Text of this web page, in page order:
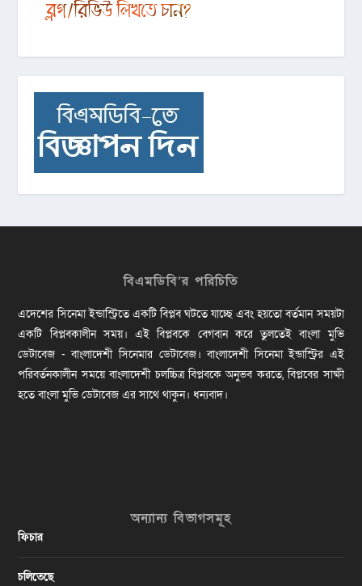
বিএমডিবি’র পরিচিতি
এদেশের সিনেমা ইন্ডাস্ট্রিতে একটি বিপ্লব ঘটতে যাচ্ছে এবং হয়তো বর্তমান সময়টা
একটি বিপ্লবকালীন সময়। এই বিপ্লবকে বেগবান করে তুলতেই বাংলা মুভি
ডেটাবেজ - বাংলাদেশী সিনেমার ডেটাবেজ। বাংলাদেশী সিনেমা ইন্ডাস্ট্রির এই
পরিবর্তনকালীন সময়ে বাংলাদেশী চলচ্চিত্র বিপ্লবকে অনুভব করতে, বিপ্লবের সাক্ষী
হতে বাংলা মুভি ডেটাবেজ এর সাথে থাকুন। ধন্যবাদ।
অন্যান্য বিভাগসমূহ
ফিচার
চলিতেছে